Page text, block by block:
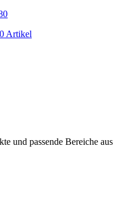
Artikel
und passende Bereiche aus